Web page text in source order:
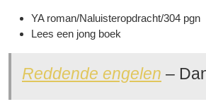
YA roman/Naluisteropdracht/304 pgn
Lees een jong boek
Reddende engelen –